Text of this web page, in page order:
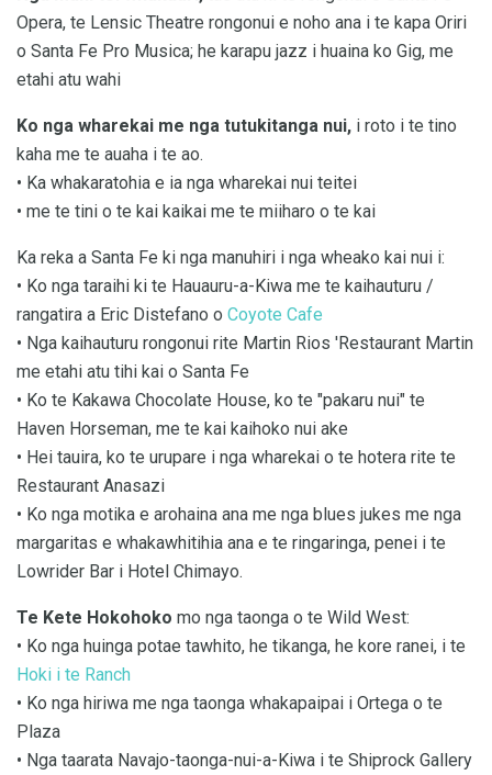
Opera, te Lensic Theatre rongonui e noho ana i te kapa Oriri
o Santa Fe Pro Musica; he karapu jazz i huaina ko Gig, me
etahi atu wahi
Ko nga wharekai me nga tutukitanga nui, i roto i te tino
kaha me te auaha i te ao.
• Ka whakaratohia e ia nga wharekai nui teitei
• me te tini o te kai kaikai me te miiharo o te kai
Ka reka a Santa Fe ki nga manuhiri i nga wheako kai nui i:
• Ko nga taraihi ki te Hauauru-a-Kiwa me te kaihauturu /
rangatira a Eric Distefano o Coyote Cafe
• Nga kaihauturu rongonui rite Martin Rios 'Restaurant Martin
me etahi atu tihi kai o Santa Fe
• Ko te Kakawa Chocolate House, ko te "pakaru nui" te
Haven Horseman, me te kai kaihoko nui ake
• Hei tauira, ko te urupare i nga wharekai o te hotera rite te
Restaurant Anasazi
• Ko nga motika e arohaina ana me nga blues jukes me nga
margaritas e whakawhitihia ana e te ringaringa, penei i te
Lowrider Bar i Hotel Chimayo.
Te Kete Hokohoko mo nga taonga o te Wild West:
• Ko nga huinga potae tawhito, he tikanga, he kore ranei, i te
Hoki i te Ranch
• Ko nga hiriwa me nga taonga whakapaipai i Ortega o te
Plaza
• Nga taarata Navajo-taonga-nui-a-Kiwa i te Shiprock Gallery